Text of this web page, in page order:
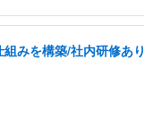
みを構築/社内研修あり